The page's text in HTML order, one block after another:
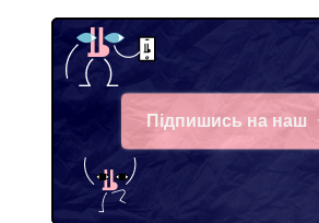
Підпишись на наш
Telegram